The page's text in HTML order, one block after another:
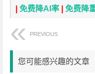
|免费降AI率 |免费降
PREVIOUS
您可能感兴趣的文章